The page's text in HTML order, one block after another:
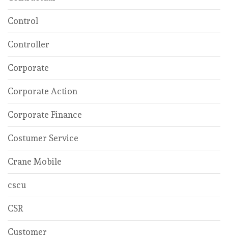
Control
Controller
Corporate
Corporate Action
Corporate Finance
Costumer Service
Crane Mobile
cscu
CSR
Customer